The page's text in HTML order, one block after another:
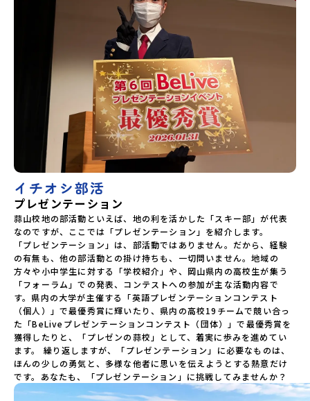
イチオシ部活
プレゼンテーション
蒜山校地の部活動といえば、地の利を活かした「スキー部」が代表
なのですが、ここでは「プレゼンテーション」を紹介します。
「プレゼンテーション」は、部活動ではありません。だから、経験
の有無も、他の部活動との掛け持ちも、一切問いません。地域の
方々や小中学生に対する「学校紹介」や、岡山県内の高校生が集う
「フォーラム」での発表、コンテストへの参加が主な活動内容で
す。県内の大学が主催する「英語プレゼンテーションコンテスト
（個人）」で最優秀賞に輝いたり、県内の高校19チームで競い合っ
た「BeLiveプレゼンテーションコンテスト（団体）」で最優秀賞を
獲得したりと、「プレゼンの蒜校」として、着実に歩みを進めてい
ます。 繰り返しますが、「プレゼンテーション」に必要なものは、
ほんの少しの勇気と、多様な他者に思いを伝えようとする熱意だけ
です。あなたも、「プレゼンテーション」に挑戦してみませんか？